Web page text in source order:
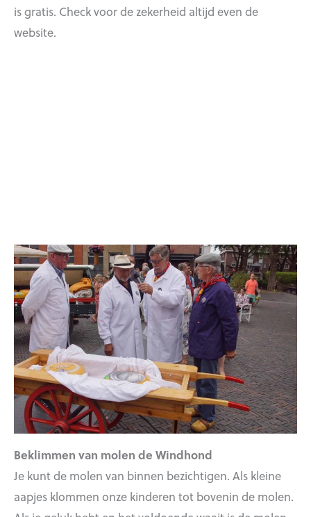
is gratis. Check voor de zekerheid altijd even de
website.
Beklimmen van molen de Windhond
Je kunt de molen van binnen bezichtigen. Als kleine
aapjes klommen onze kinderen tot bovenin de molen.